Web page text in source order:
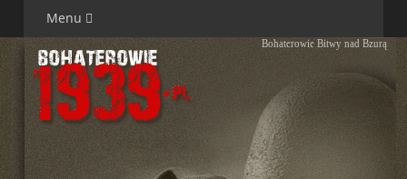
Menu
Bohaterowie Bitwy nad Bzurą